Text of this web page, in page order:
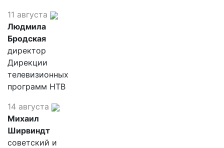
11 августа
Людмила
Бродская
директор
Дирекции
телевизионных
программ НТВ
14 августа
Михаил
Ширвиндт
советский и